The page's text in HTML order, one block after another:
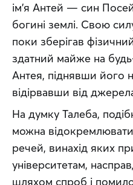
ім’я Антей — син
богині землі. Свою
поки зберігав
здатний майже на
Антея, піднявши його
відірвавши від
На думку Талеба,
можна відокремлювати
речей, винахід яких
університетам,
шляхом спроб і